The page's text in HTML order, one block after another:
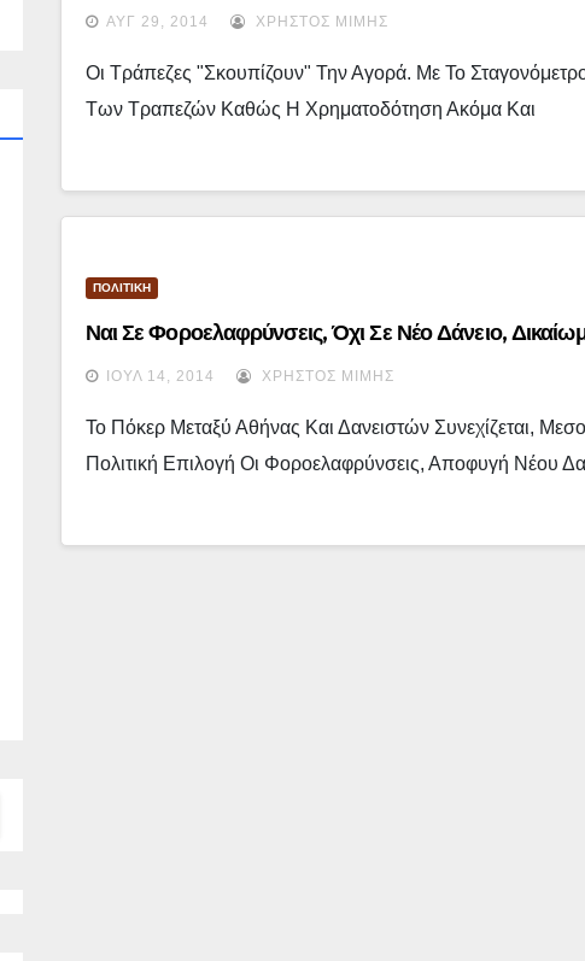
ΑΥΓ 29, 2014 ΧΡΉΣΤΟΣ ΜΊΜΗΣ
Οι Τράπεζες "σκουπίζουν" Την Αγορά. Με Το
Των Τραπεζών Καθώς Η Χρηματοδότηση Ακόμα Και
ΠΟΛΙΤΙΚΗ
Ναι Σε Φοροελαφρύνσεις, Όχι Σε Νέο Δάνειο,
ΙΟΎΛ 14, 2014 ΧΡΉΣΤΟΣ ΜΊΜΗΣ
Το Πόκερ Μεταξύ Αθήνας Και Δανειστών Συνεχίζεται,
Πολιτική Επιλογή Οι Φοροελαφρύνσεις, Αποφυγή Νέου